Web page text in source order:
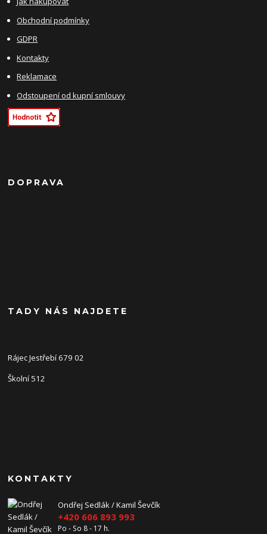
Obchodní podmínky
GDPR
Kontakty
Reklamace
Odstoupení od kupní smlouvy
DOPRAVA
TADY NÁS NAJDETE
Rájec Jestřebí 679 02
Školní 512
KONTAKTY
Ondřej Sedlák / Kamil Ševčík
+420 606 893 993
Po - So 8 - 17 h.